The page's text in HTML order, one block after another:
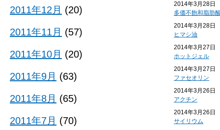
2014年3月28日
多価不飽和脂肪
2014年3月28日
ヒマシ油
2014年3月27日
ホットジェル
2014年3月27日
ファセオリン
2014年3月26日
アクチン
2014年3月26日
サイリウム
2011年12月 (20)
2011年11月 (57)
2011年10月 (20)
2011年9月 (63)
2011年8月 (65)
2011年7月 (70)